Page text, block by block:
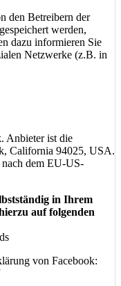
den Betreibern der
werden,
dazu informieren Sie
Netzwerke (z.B. in
Anbieter ist die
California 94025, USA.
dem EU-US-
in Ihrem
auf folgenden
von Facebook: